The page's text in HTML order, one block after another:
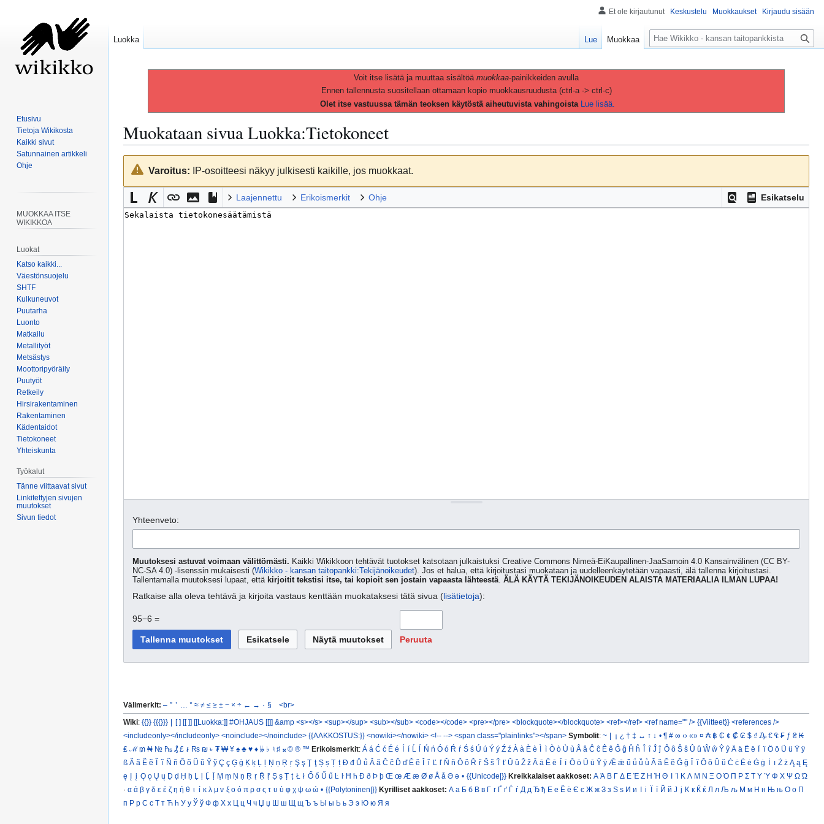
Voit itse lisätä ja muuttaa sisältöä muokkaa-painikkeiden avulla
Ennen tallennusta suositellaan ottamaan kopio muokkausruudusta (ctrl-a -> ctrl-c)
Olet itse vastuussa tämän teoksen käytöstä aiheutuvista vahingoista Lue lisää.
Muokataan sivuaLuokka:Tietokoneet
Siirry
navigaatioon
Siirry
hakuunVaroitus: IP-osoitteesi näkyy julkisesti kaikille, jos muokkaat.
Esikatselu
Laajennettu Erikoismerkit Ohje
Yhteenveto:
Muutoksesi astuvat voimaan välittömästi. Kaikki Wikikkoon tehtävät tuotokset katsotaan julkaistuksi Creative Commons Nimeä-EiKaupallinen-JaaSamoin 4.0 Kansainvälinen (CC BY-
NC-SA 4.0) -lisenssin mukaisesti (Wikikko - kansan taitopankki:Tekijänoikeudet). Jos et halua, että kirjoitustasi muokataan ja uudelleenkäytetään vapaasti, älä tallenna kirjoitustasi.
Tallentamalla muutoksesi lupaat, että kirjoitit tekstisi itse, tai kopioit sen jostain vapaasta lähteestä. ÄLÄ KÄYTÄ TEKIJÄNOIKEUDEN ALAISTA MATERIAALIA ILMAN LUPAA!
Ratkaise alla oleva tehtävä ja kirjoita vastaus kenttään muokataksesi tätä sivua (lisätietoja):
95−6 =
Peruuta
Välimerkit: – ” ’ ° ≈ ≠ ≤ ≥ ± − × ÷ ← → · § <br>
Wiki: {{}} {{{}}} | [ ] [[ ]] [[Luokka:]] #OHJAUS [[]] &amp <s></s> <sup></sup> <sub></sub> <code></code> <pre></pre> <blockquote></blockquote> <ref></ref> <ref name="" /> {{Viitteet}} <references />
<includeonly></includeonly> <noinclude></noinclude> {{AAKKOSTUS:}} <nowiki></nowiki> <!-- --> <span class="plainlinks"></span> Symbolit: ~ | ¡ ¿ † ‡ ↔ ↑ ↓ • ¶ # ∞ ‹› «» ¤ ₳ ฿ ₵ ¢ ₡ ₢ $ ₫ ₯ € ₠ ₣ ƒ ₴ ₭
₤ ℳ ₥ ₦ № ₧ ₰ £ ៛ ₨ ₪ ৳ ₮ ₩ ¥ ♠ ♣ ♥ ♦ 𝄫 ♭ ♮ ♯ 𝄪 © ® ™ Erikoismerkit:Á á Ć ć É é Í í Ĺ ĺ Ń ń Ó ó Ŕ ŕ Ś ś Ú ú Ý ý Ź ź À à È è Ì ì Ò ò Ù ù Â â Ĉ ĉ Ê ê Ĝ ĝ Ĥ ĥ Î î Ĵ ĵ Ô ô Ŝ ŝ Û û Ŵ ŵ Ŷ ŷ Ä ä Ë ë Ï ï Ö ö Ü ü Ÿ ÿ
ß Ã ã Ẽ ẽ Ĩ ĩ Ñ ñ Õ õ Ũ ũ Ỹ ỹ Ç ç Ģ ģ Ķ ķ Ļ ļ Ņ ņ Ŗ ŗ Ş ş Ţ ţ Ș ș Ț ț Đ đ Ů ů Ǎ ǎ Č č Ď ď Ě ě Ǐ ǐ Ľ ľ Ň ň Ǒ ǒ Ř ř Š š Ť ť Ǔ ǔ Ž ž Ā ā Ē ē Ī ī Ō ō Ū ū Ȳ ȳ Ǣ ǣ ǖ ǘ ǚ ǜ Ă ă Ĕ ĕ Ğ ğ Ĭ ĭ Ŏ ŏ Ŭ ŭ Ċ ċ Ė ė Ġ ġ İ ı Ż ż Ą ą Ę
ę Į į Ǫ ǫ Ų ų Ḍ ḍ Ḥ ḥ Ḷ ḷ Ḹ ḹ Ṃ ṃ Ṇ ṇ Ṛ ṛ Ṝ ṝ Ṣ ṣ Ṭ ṭ Ł ł Ő ő Ű ű Ŀ ŀ Ħ ħ Ð ð Þ þ Œ œ Æ æ Ø ø Å å Ə ə • {{Unicode|}} Kreikkalaiset aakkoset: Α Ά Β Γ Δ Ε Έ Ζ Η Ή Θ Ι Ί Κ Λ Μ Ν Ξ Ο Ό Π Ρ Σ Τ Υ Ύ Φ Χ Ψ Ω Ώ
· α ά β γ δ ε έ ζ η ή θ ι ί κ λ μ ν ξ ο ό π ρ σ ς τ υ ύ φ χ ψ ω ώ • {{Polytoninen|}} Kyrilliset aakkoset: А а Б б В в Г г Ґ ґ Ѓ ѓ Д д Ђ ђ Е е Ё ё Є є Ж ж З з Ѕ ѕ И и І і Ї ї Й й Ј ј К к Ќ ќ Л л Љ љ М м Н н Њ њ О о П
п Р р С с Т т Ћ ћ У у Ў ў Ф ф Х х Ц ц Ч ч Џ џ Ш ш Щ щ Ъ ъ Ы ы Ь ь Э э Ю ю Я я
Et ole kirjautunut Keskustelu Muokkaukset Kirjaudu sisään
Luokka Lue Muokkaa
H
a
Etusivu
Tietoja Wikikosta
Kaikki sivut
Satunnainen artikkeli
Ohje
MUOKKAA ITSE
WIKIKKOA
Luokat
Katso kaikki...
Väestönsuojelu
SHTF
Kulkuneuvot
Puutarha
Luonto
Matkailu
Metallityöt
Metsästys
Moottoripyöräily
Puutyöt
Retkeily
Hirsirakentaminen
Rakentaminen
Kädentaidot
Tietokoneet
Yhteiskunta
Työkalut
Tänne viittaavat sivut
Linkitettyjen sivujen
muutokset
Sivun tiedot